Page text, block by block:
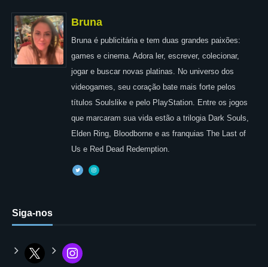
Bruna
Bruna é publicitária e tem duas grandes paixões:
games e cinema. Adora ler, escrever, colecionar,
jogar e buscar novas platinas. No universo dos
videogames, seu coração bate mais forte pelos
títulos Soulslike e pelo PlayStation. Entre os jogos
que marcaram sua vida estão a trilogia Dark Souls,
Elden Ring, Bloodborne e as franquias The Last of
Us e Red Dead Redemption.
Siga-nos